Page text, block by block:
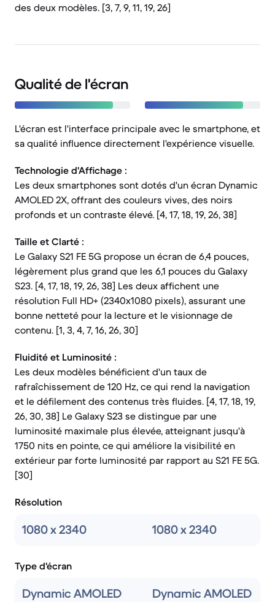
des deux modèles. [3, 7, 9, 11, 19, 26]
Qualité de l'écran
L'écran est l'interface principale avec le smartphone, et
sa qualité influence directement l'expérience visuelle.
Technologie d'Affichage :
Les deux smartphones sont dotés d'un écran Dynamic
AMOLED 2X, offrant des couleurs vives, des noirs
profonds et un contraste élevé. [4, 17, 18, 19, 26, 38]
Taille et Clarté :
Le Galaxy S21 FE 5G propose un écran de 6,4 pouces,
légèrement plus grand que les 6,1 pouces du Galaxy
S23. [4, 17, 18, 19, 26, 38] Les deux affichent une
résolution Full HD+ (2340x1080 pixels), assurant une
bonne netteté pour la lecture et le visionnage de
contenu. [1, 3, 4, 7, 16, 26, 30]
Fluidité et Luminosité :
Les deux modèles bénéficient d'un taux de
rafraîchissement de 120 Hz, ce qui rend la navigation
et le défilement des contenus très fluides. [4, 17, 18, 19,
26, 30, 38] Le Galaxy S23 se distingue par une
luminosité maximale plus élevée, atteignant jusqu'à
1750 nits en pointe, ce qui améliore la visibilité en
extérieur par forte luminosité par rapport au S21 FE 5G.
[30]
Résolution
1080 x 2340 1080 x 2340
Type d'écran
Dynamic AMOLED Dynamic AMOLED